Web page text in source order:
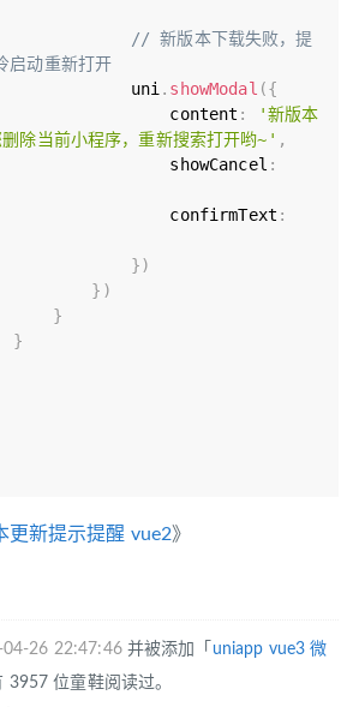
// 新版本下载失败，提
启动重新打开
                            uni
. showModal ({
                                content
:
'新版本
除当前小程序，重新搜索打开哟~' ,
                                showCancel
:
                                confirmText
:
})
} )
}
}
更新提示提醒 vue2》
04-26 22:47:46并被添加「 uniapp vue3 微
3957 位童鞋阅读过。